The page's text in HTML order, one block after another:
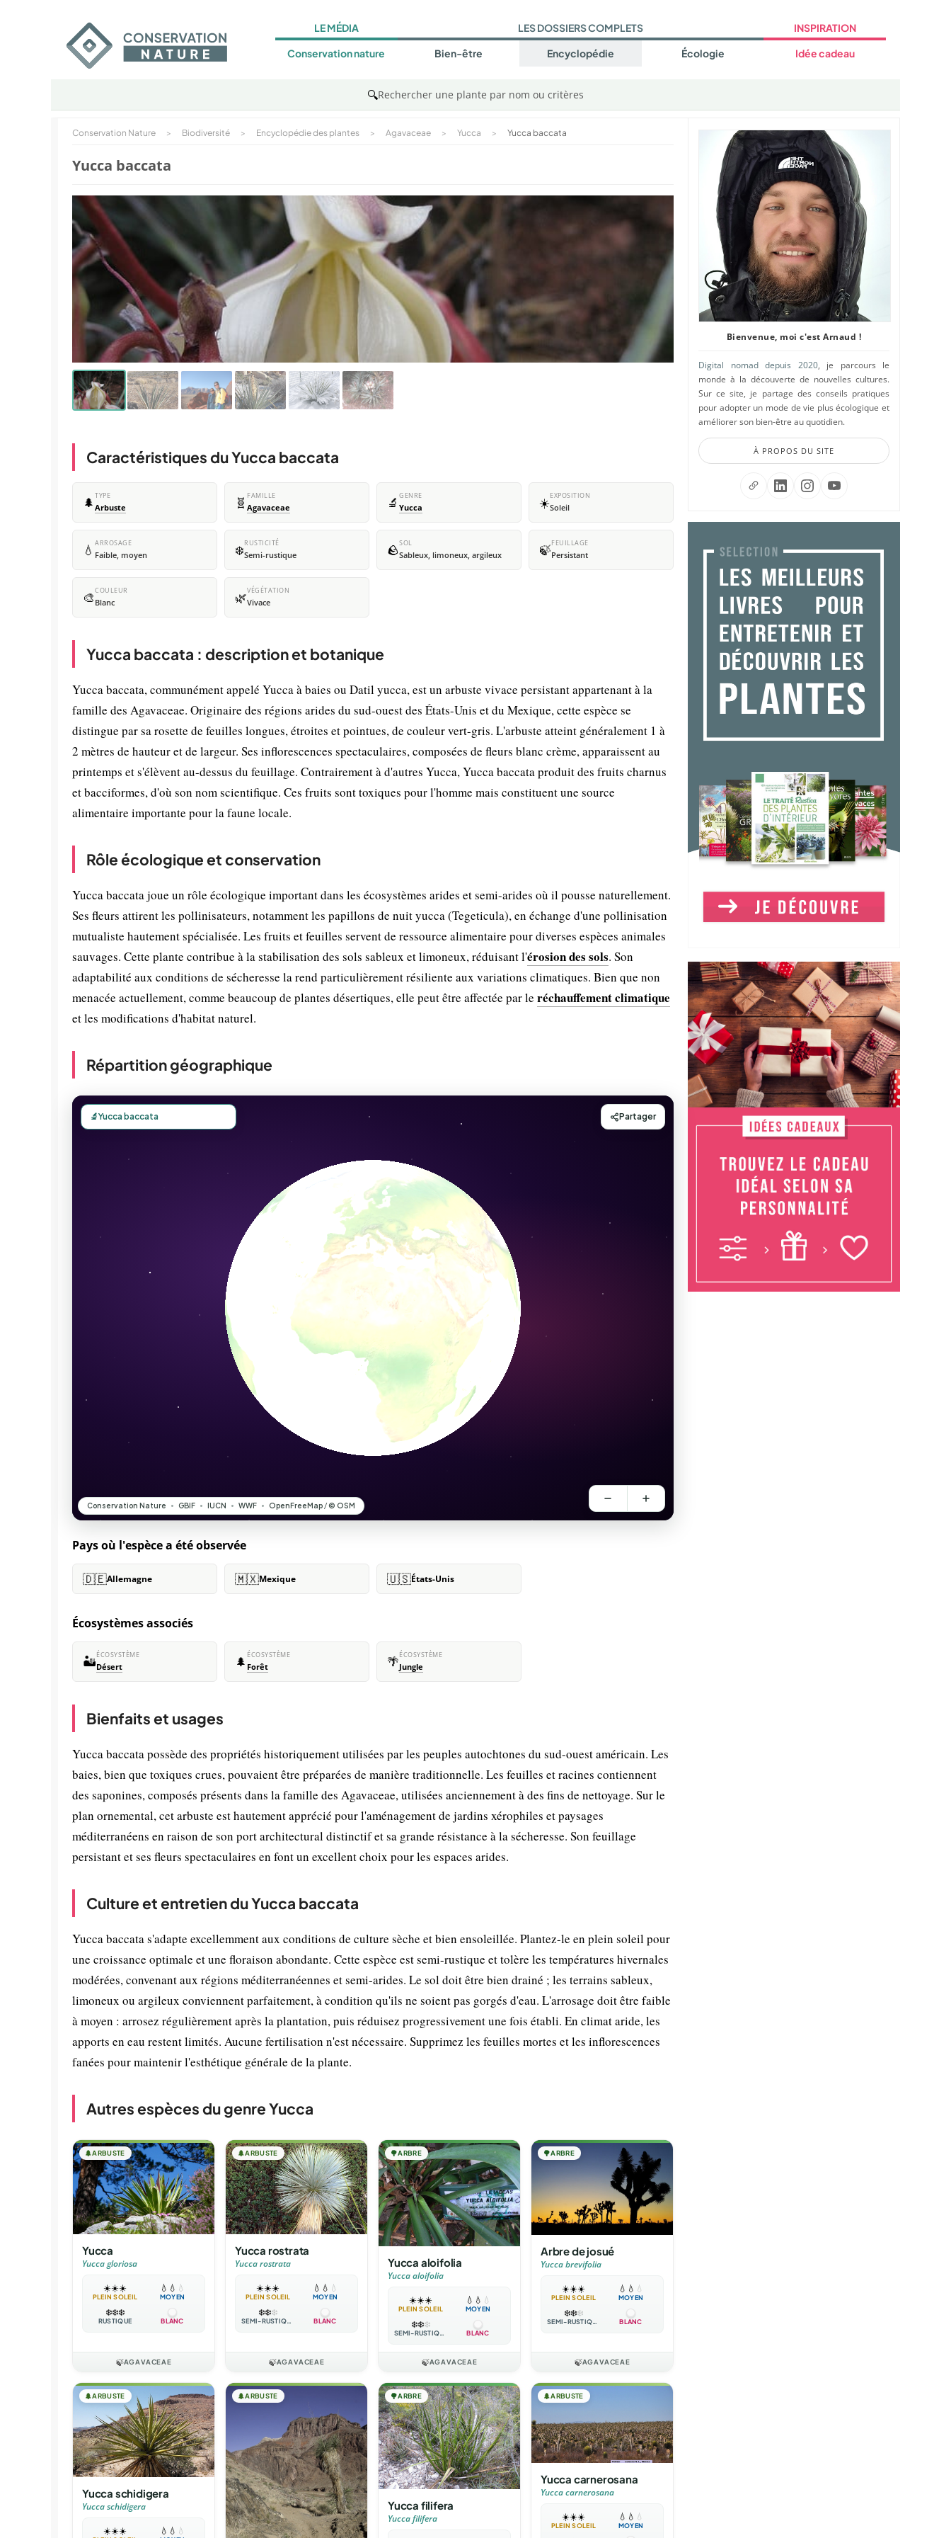
LE MÉDIA
Conservation nature
LES DOSSIERS COMPLETS
Bien-être Encyclopédie Écologie
INSPIRATION
Idée cadeau
🔍Rechercher une plante par nom ou critères
Conservation Nature > Biodiversité > Encyclopédie des plantes > Agavaceae > Yucca > Yucca baccata
Yucca baccata
Caractéristiques du Yucca baccata
🌲 TYPE
Arbuste 🧬 FAMILLE
Agavaceae 🔬 GENRE
Yucca ☀️EXPOSITION
Soleil
💧 ARROSAGE
Faible, moyen ❄️RUSTICITÉ
Semi-rustique 🪨SOL
Sableux, limoneux, argileux 🍃FEUILLAGE
Persistant
🎨COULEUR
Blanc 🌿VÉGÉTATION
Vivace
Yucca baccata : description et botanique
Yucca baccata, communément appelé Yucca à baies ou Datil yucca, est un arbuste vivace persistant appartenant à la
famille des Agavaceae. Originaire des régions arides du sud-ouest des États-Unis et du Mexique, cette espèce se
distingue par sa rosette de feuilles longues, étroites et pointues, de couleur vert-gris. L'arbuste atteint généralement 1 à
2 mètres de hauteur et de largeur. Ses inflorescences spectaculaires, composées de fleurs blanc crème, apparaissent au
printemps et s'élèvent au-dessus du feuillage. Contrairement à d'autres Yucca, Yucca baccata produit des fruits charnus
et bacciformes, d'où son nom scientifique. Ces fruits sont toxiques pour l'homme mais constituent une source
alimentaire importante pour la faune locale.
Rôle écologique et conservation
Yucca baccata joue un rôle écologique important dans les écosystèmes arides et semi-arides où il pousse naturellement.
Ses fleurs attirent les pollinisateurs, notamment les papillons de nuit yucca (Tegeticula), en échange d'une pollinisation
mutualiste hautement spécialisée. Les fruits et feuilles servent de ressource alimentaire pour diverses espèces animales
sauvages. Cette plante contribue à la stabilisation des sols sableux et limoneux, réduisant l'érosion des sols. Son
adaptabilité aux conditions de sécheresse la rend particulièrement résiliente aux variations climatiques. Bien que non
menacée actuellement, comme beaucoup de plantes désertiques, elle peut être affectée par le réchauffement climatique
et les modifications d'habitat naturel.
Répartition géographique
Pays où l'espèce a été observée
🇩🇪Allemagne 🇲🇽Mexique 🇺🇸États-Unis
Écosystèmes associés
🏜️ÉCOSYSTÈME
Désert 🌲 ÉCOSYSTÈME
Forêt 🌴ÉCOSYSTÈME
Jungle
Bienfaits et usages
Yucca baccata possède des propriétés historiquement utilisées par les peuples autochtones du sud-ouest américain. Les
baies, bien que toxiques crues, pouvaient être préparées de manière traditionnelle. Les feuilles et racines contiennent
des saponines, composés présents dans la famille des Agavaceae, utilisées anciennement à des fins de nettoyage. Sur le
plan ornemental, cet arbuste est hautement apprécié pour l'aménagement de jardins xérophiles et paysages
méditerranéens en raison de son port architectural distinctif et sa grande résistance à la sécheresse. Son feuillage
persistant et ses fleurs spectaculaires en font un excellent choix pour les espaces arides.
Culture et entretien du Yucca baccata
Yucca baccata s'adapte excellemment aux conditions de culture sèche et bien ensoleillée. Plantez-le en plein soleil pour
une croissance optimale et une floraison abondante. Cette espèce est semi-rustique et tolère les températures hivernales
modérées, convenant aux régions méditerranéennes et semi-arides. Le sol doit être bien drainé ; les terrains sableux,
limoneux ou argileux conviennent parfaitement, à condition qu'ils ne soient pas gorgés d'eau. L'arrosage doit être faible
à moyen : arrosez régulièrement après la plantation, puis réduisez progressivement une fois établi. En climat aride, les
apports en eau restent limités. Aucune fertilisation n'est nécessaire. Supprimez les feuilles mortes et les inflorescences
fanées pour maintenir l'esthétique générale de la plante.
Autres espèces du genre Yucca
🌲ARBUSTE
Yucca
Yucca gloriosa
☀️☀️☀️
PLEIN SOLEIL
💧 💧 💧
MOYEN
❄️❄️❄️
RUSTIQUE BLANC
🍃AGAVACEAE
🌲ARBUSTE
Yucca rostrata
Yucca rostrata
☀️☀️☀️
PLEIN SOLEIL
💧 💧 💧
MOYEN
❄️❄️❄️
SEMI-RUSTIQUE BLANC
🍃AGAVACEAE
🌳ARBRE
Yucca aloifolia
Yucca aloifolia
☀️☀️☀️
PLEIN SOLEIL
💧 💧 💧
MOYEN
❄️❄️❄️
SEMI-RUSTIQUE BLANC
🍃AGAVACEAE
🌳ARBRE
Arbre de josué
Yucca brevifolia
☀️☀️☀️
PLEIN SOLEIL
💧 💧 💧
MOYEN
❄️❄️❄️
SEMI-RUSTIQUE BLANC
🍃AGAVACEAE
🌲ARBUSTE
Yucca schidigera
Yucca schidigera
☀️☀️☀️ 💧 💧 💧
🌲ARBUSTE 🌳ARBRE
Yucca filifera
Yucca filifera
🌲ARBUSTE
Yucca carnerosana
Yucca carnerosana
☀️☀️☀️
PLEIN SOLEIL
💧 💧 💧
MOYEN
Bienvenue, moi c'est Arnaud !
Digital nomad depuis 2020, je parcours le
monde à la découverte de nouvelles cultures.
Sur ce site, je partage des conseils pratiques
pour adopter un mode de vie plus écologique et
améliorer son bien-être au quotidien.
À PROPOS DU SITE